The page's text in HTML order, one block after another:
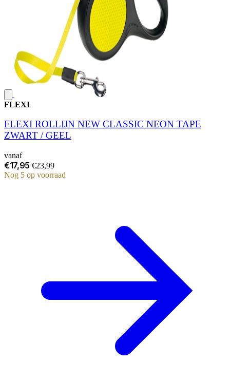
FLEXI
FLEXI ROLLIJN NEW CLASSIC NEON TAPE
ZWART / GEEL
vanaf
€17,95 €23,99
Nog 5 op voorraad